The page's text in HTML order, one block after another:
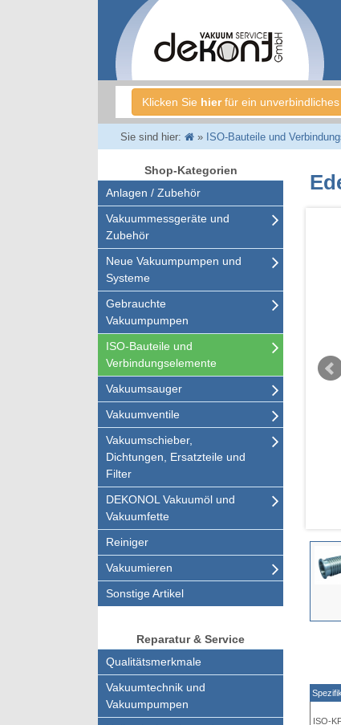
Klicken Sie hierfür ein
Sie sind hier: » ISO-Bauteile und
Shop-Kategorien
Anlagen / Zubehör
Vakuummessgeräte und
Zubehör
Neue Vakuumpumpen und
Systeme
Gebrauchte
Vakuumpumpen
ISO-Bauteile und
Verbindungselemente
Vakuumsauger
Vakuumventile
Vakuumschieber,
Dichtungen, Ersatzteile und
Filter
DEKONOL Vakuumöl und
Vakuumfette
Reiniger
Vakuumieren
Sonstige Artikel
Reparatur & Service
Qualitätsmerkmale
Vakuumtechnik und
Vakuumpumpen
ISO-